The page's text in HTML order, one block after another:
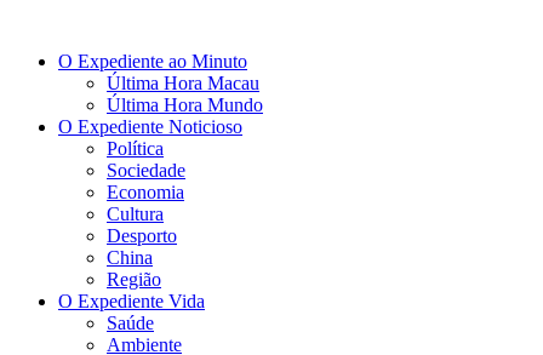
O Expediente ao Minuto
Última Hora Macau
Última Hora Mundo
O Expediente Noticioso
Política
Sociedade
Economia
Cultura
Desporto
China
Região
O Expediente Vida
Saúde
Ambiente